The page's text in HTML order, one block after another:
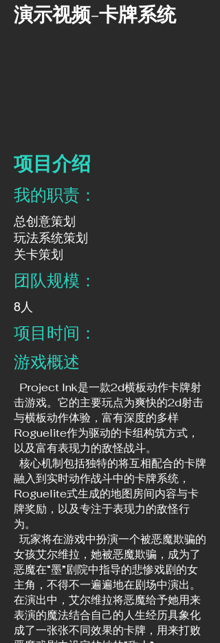
演示视频-卡牌系统
​项目介绍
我的职责：​​
总创意策划
玩法系统策划​
关卡策划
团队规模：
​8人
项目时间：
​游戏概述
Project Ink是一款2d横板动作卡牌射
击游戏。它的主要玩点为爽快的2d射击
与横板动作体验，富有深度的多样
Roguelite作为驱动的卡组构筑方式，
以及富有表现力的敌怪战斗。
核心机制包括独特的将互相配合的卡牌
融入到实时动作战斗中的卡牌系统，
Roguelite式生成的地图房间内容与卡
牌奖励，以及专注于表现力的敌怪行
为。
玩家将在游戏中扮演一个被恶魔欺骗的
女孩艾尔维拉，她被恶魔欺骗，成为了
恶魔在“墨”剧院中指导的悲惨戏剧的女
主角，不得不一遍遍地在剧场中演出。
在演出中，艾尔维拉将恶魔给予她用来
表演的魔法结合自己的人生经历具象化
成了一张张不同效果的卡牌，用来打败